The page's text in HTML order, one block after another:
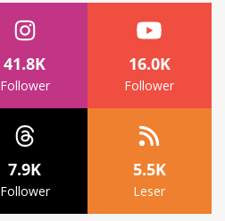
41.8K
Follower
16.0K
Follower
7.9K
Follower
5.5K
Leser